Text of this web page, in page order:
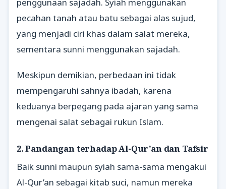
penggunaan sajadah. Syiah menggunakan
pecahan tanah atau batu sebagai alas sujud,
yang menjadi ciri khas dalam salat mereka,
sementara sunni menggunakan sajadah.
Meskipun demikian, perbedaan ini tidak
mempengaruhi sahnya ibadah, karena
keduanya berpegang pada ajaran yang sama
mengenai salat sebagai rukun Islam.
2. Pandangan terhadap Al-Qur’an dan Tafsir
Baik sunni maupun syiah sama-sama mengakui
Al-Qur’an sebagai kitab suci, namun mereka